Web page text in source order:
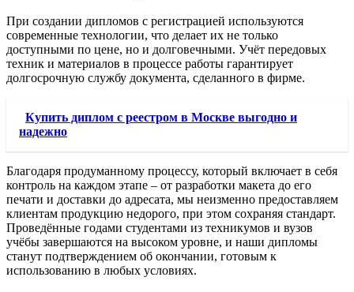
При создании дипломов с регистрацией используются
современные технологии, что делает их не только
доступными по цене, но и долговечными. Учёт передовых
техник и материалов в процессе работы гарантирует
долгосрочную службу документа, сделанного в фирме.
Купить диплом с реестром в Москве выгодно и
надежно
Благодаря продуманному процессу, который включает в себя
контроль на каждом этапе – от разработки макета до его
печати и доставки до адресата, мы неизменно предоставляем
клиентам продукцию недорого, при этом сохраняя стандарт.
Проведённые годами студентами из техникумов и вузов
учёбы завершаются на высоком уровне, и наши дипломы
станут подтверждением об окончании, готовым к
использованию в любых условиях.